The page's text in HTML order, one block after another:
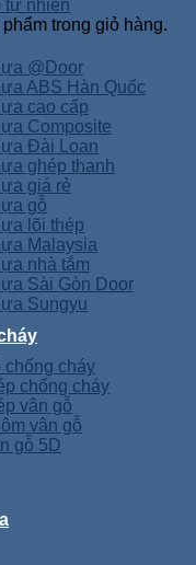
trong giỏ hàng.
tự nhiên
@Door
ABS Hàn Quốc
cao cấp
Composite
Đài Loan
ghép thanh
giá rẻ
gỗ
lõi thép
Malaysia
nhà tắm
Sài Gòn Door
Sungyu
chống cháy
chống cháy
vân gỗ
vân gỗ
gỗ 5D